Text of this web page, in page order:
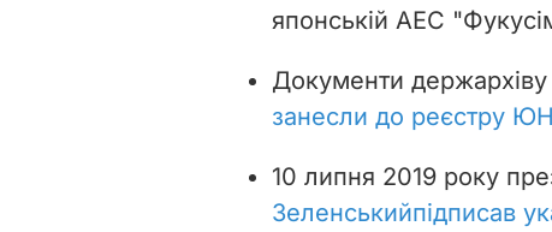
японській АЕС
Документи
занесли до реєстру
10 липня 2019 року
Зеленськийпідписав